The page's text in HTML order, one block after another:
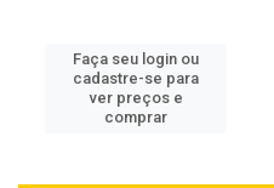
Faça seu login ou
cadastre-se para
ver preços e
comprar